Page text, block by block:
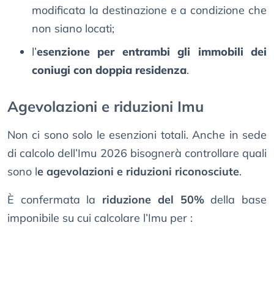
modificata la destinazione e a condizione che
non siano locati;
l’esenzione per entrambi gli immobili dei
coniugi con doppia residenza.
Agevolazioni e riduzioni Imu
Non ci sono solo le esenzioni totali. Anche in sede
di calcolo dell’Imu 2026 bisognerà controllare quali
sono le agevolazioni e riduzioni riconosciute.
È confermata la riduzione del 50%della base
imponibile su cui calcolare l’Imu per :